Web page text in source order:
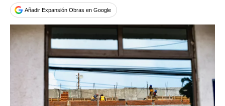
Añadir Expansión Obras en Google